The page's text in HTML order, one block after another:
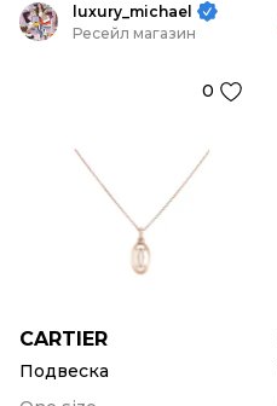
luxury_michael
Ресейл магазин
0
CARTIER
Подвеска